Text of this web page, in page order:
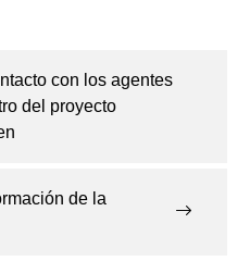
con los agentes
del proyecto
de la